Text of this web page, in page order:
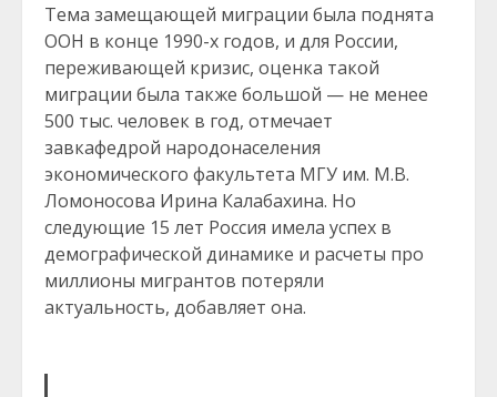
Тема замещающей миграции была поднята
ООН в конце 1990-х годов, и для России,
переживающей кризис, оценка такой
миграции была также большой — не менее
500 тыс. человек в год, отмечает
завкафедрой народонаселения
экономического факультета МГУ им. М.В.
Ломоносова Ирина Калабахина. Но
следующие 15 лет Россия имела успех в
демографической динамике и расчеты про
миллионы мигрантов потеряли
актуальность, добавляет она.